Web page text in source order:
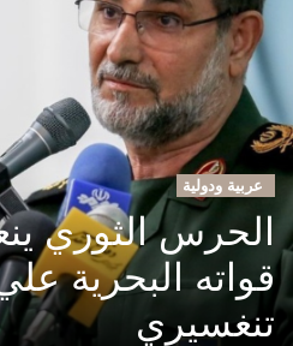
عربية ودولية
الحرس الثوري
قواته البحرية
تنغسيري